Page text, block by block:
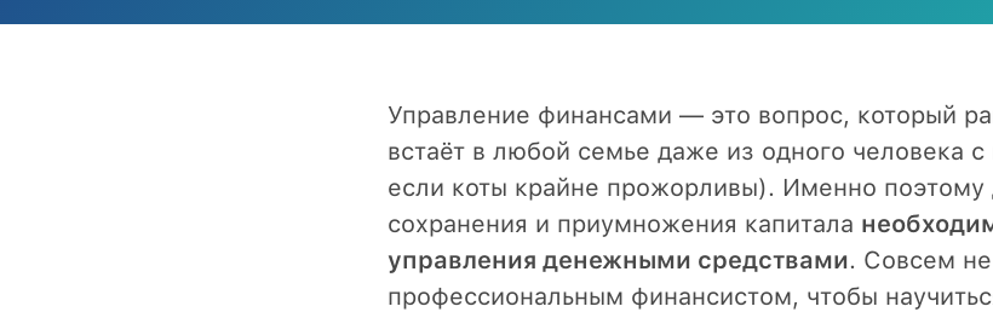
Управление финансами — это вопрос, который
встаёт в любой семье даже из одного человека
если коты крайне прожорливы). Именно поэтому
сохранения и приумножения капитала
управления денежными средствами. Совсем
профессиональным финансистом, чтобы